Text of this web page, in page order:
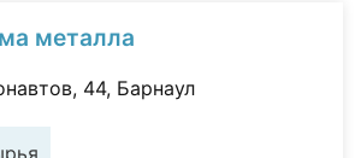
металла
44, Барнаул